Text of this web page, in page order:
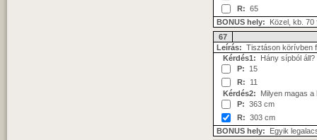
R: 65
BONUS hely: Közel, kb. 70
67
Leírás: Tisztáson körívben
Kérdés1: Hány sípból áll?
P: 15
R: 11
Kérdés2: Milyen magas a
P: 363 cm
R: 303 cm
BONUS hely: Egyik